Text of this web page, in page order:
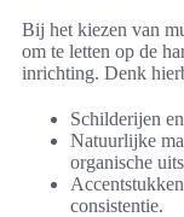
Bij het kiezen van
om te letten op de
inrichting. Denk
Schilderijen
Natuurlijke
organische
consistentie.